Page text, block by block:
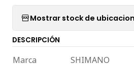
Mostrar stock de
DESCRIPCIÓN
Marca
SHIMANO